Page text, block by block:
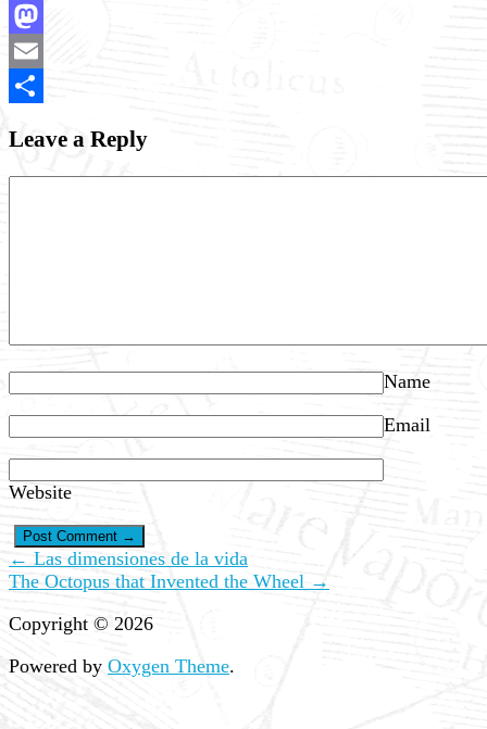
Facebook
Mastodon
Email
Leave a Reply
Name
Email
Website
← Las dimensiones de la vida
The Octopus that Invented the Wheel →
Copyright © 2026
Powered by Oxygen Theme.